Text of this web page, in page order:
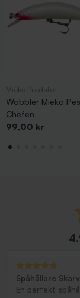
Wobbler Mieko
Chefen
Pris
99,00 kr
Spåhållare
En perfekt